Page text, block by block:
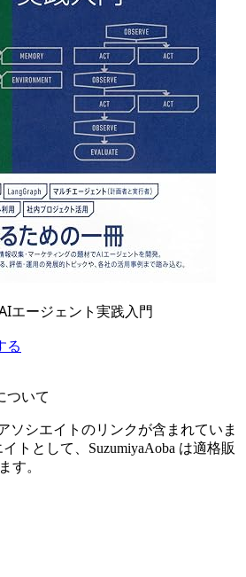
エージェント実践入門
る
ついて
ソシエイトのリンクが含まれていま
トとして、SuzumiyaAoba は適格販
す。